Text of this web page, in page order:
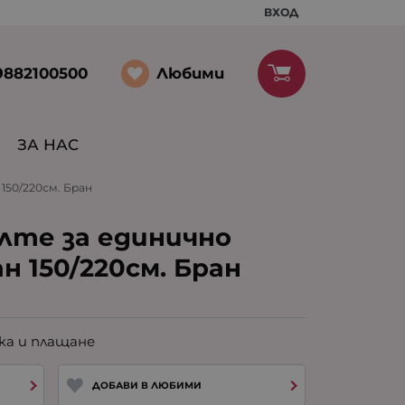
ВХОД
Любими
ЗА НАС
220см. Бран
за единично
150/220см. Бран
и плащане
ДОБАВИ В ЛЮБИМИ